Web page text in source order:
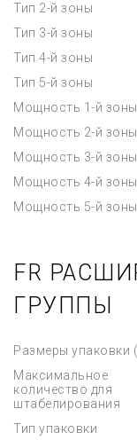
Тип 2-й зоны
Тип 3-й зоны
Тип 4-й зоны
Тип 5-й зоны
Мощность 1-й зоны
Мощность 2-й зоны
Мощность 3-й зоны
Мощность 4-й зоны
Мощность 5-й зоны
FR
ГРУППЫ
Размеры упаковки
Максимальное
количество для
штабелирования
Тип упаковки